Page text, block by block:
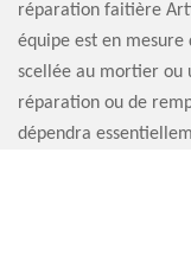
réparation faitière
équipe est en mesure
scellée au mortier ou
réparation ou de
dépendra